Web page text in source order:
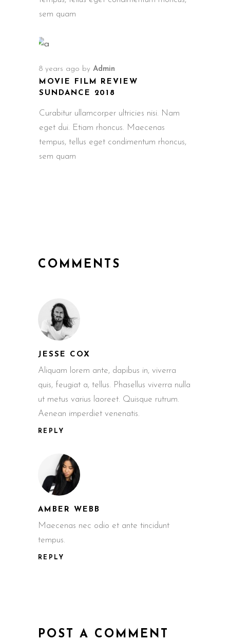
sem quam
8 years ago by Admin
MOVIE FILM REVIEW
SUNDANCE 2018
Curabitur ullamcorper ultricies nisi. Nam
eget dui. Etiam rhoncus. Maecenas
tempus, tellus eget condimentum rhoncus,
sem quam
COMMENTS
JESSE COX
Aliquam lorem ante, dapibus in, viverra
quis, feugiat a, tellus. Phasellus viverra nulla
ut metus varius laoreet. Quisque rutrum.
Aenean imperdiet venenatis.
REPLY
AMBER WEBB
Maecenas nec odio et ante tincidunt
tempus.
REPLY
POST A COMMENT